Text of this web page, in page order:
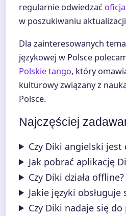
regularnie odwiedzać
w poszukiwaniu
Dla zainteresowanych
językowej w Polsce
Polskie tango, który
kulturowy związany z
Polsce.
Najczęściej
Czy Diki angielski jest
Jak pobrać aplikację
Czy Diki działa offline?
Jakie języki obsługuje
Czy Diki nadaje się